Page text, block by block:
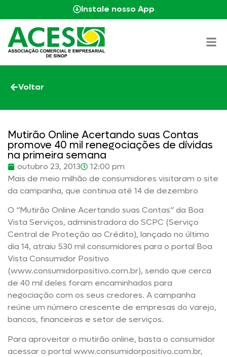
Instale nosso App
Voltar
Mutirão Online Acertando suas Contas
promove 40 mil renegociações de dívidas
na primeira semana
outubro 23, 2013
12:00 pm
Mais de meio milhão de consumidores visitaram o site
da campanha, que continua até 14 de dezembro
O “Mutirão Online Acertando suas Contas” da Boa
Vista Serviços, administradora do SCPC (Serviço
Central de Proteção ao Crédito), lançado no último
dia 14, atraiu 530 mil consumidores para o portal Boa
Vista Consumidor Positivo
(www.consumidorpositivo.com.br), sendo que cerca
de 40 mil deles foram encaminhados para
negociação com os seus credores. A campanha
reúne um número crescente de empresas do varejo,
bancos, financeiras e setor de serviços.
Para aproveitar o mutirão online, basta o consumidor
acessar o portal www.consumidorpositivo.com.br,